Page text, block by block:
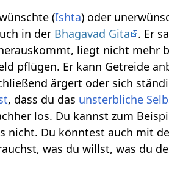
(Ishta) oder
in der Bhagavad Gita
. Er
liegt nicht mehr
pflügen. Er kann Getreide
ärgert oder sich
, dass du das unsterbliche
los. Du kannst zum
nicht. Du könntest auch mit
was du willst, was du